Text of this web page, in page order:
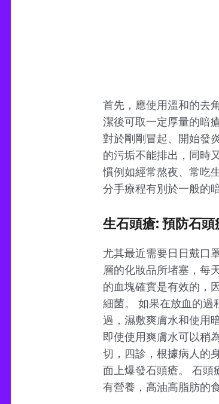
首先，應使用溫和的去
潔後可取一定厚量的暗
對於剛剛冒起、開始發
的污垢不能排出，同時
慣例如經常熬夜、常吃
分手療程有別於一般的
生石頭瘡: 預防石
尤其最近需要日日戴口
層的化妝品所堵塞，每
的血塊確實是有效的，
細菌。 如果在放血的過
過，濕敷爽膚水和使用
即使使用爽膚水可以稍
切，四診，根據病人的
面上爆發石頭瘡。 石頭
有營養，高油高脂肪的